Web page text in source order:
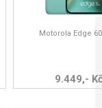
Motorola Edge
9.449,-